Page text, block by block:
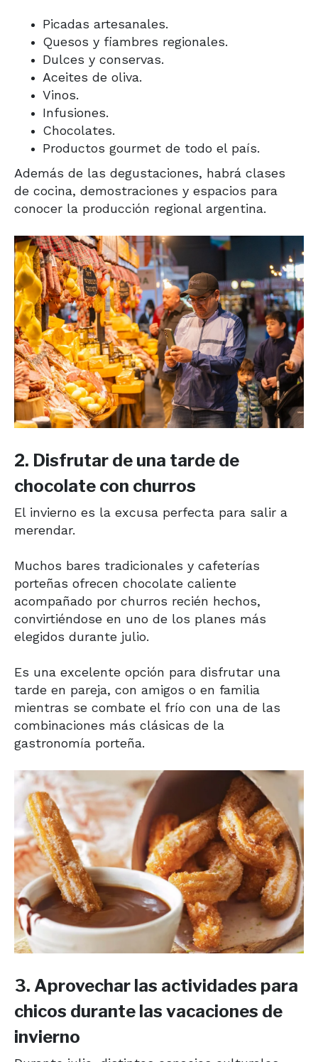
Picadas artesanales.
Quesos y fiambres regionales.
Dulces y conservas.
Aceites de oliva.
Vinos.
Infusiones.
Chocolates.
Productos gourmet de todo el país.
Además de las degustaciones, habrá clases
de cocina, demostraciones y espacios para
conocer la producción regional argentina.
2. Disfrutar de una tarde de
chocolate con churros
El invierno es la excusa perfecta para salir a
merendar.
Muchos bares tradicionales y cafeterías
porteñas ofrecen chocolate caliente
acompañado por churros recién hechos,
convirtiéndose en uno de los planes más
elegidos durante julio.
Es una excelente opción para disfrutar una
tarde en pareja, con amigos o en familia
mientras se combate el frío con una de las
combinaciones más clásicas de la
gastronomía porteña.
3. Aprovechar las actividades para
chicos durante las vacaciones de
invierno